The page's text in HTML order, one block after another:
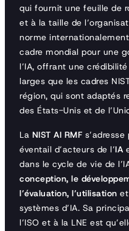
qui fournit une feuille de
et à la taille de
norme
cadre mondial pour une
l’IA, offrant une
larges que les cadres
région, qui sont adaptés
des États-Unis et de
La NIST AI RMF
éventail d’acteurs de l’IA
dans le cycle de vie de
conception, le
l’évaluation, l’utilisation
systèmes d’IA. Sa
l’ISO et à la LNE est